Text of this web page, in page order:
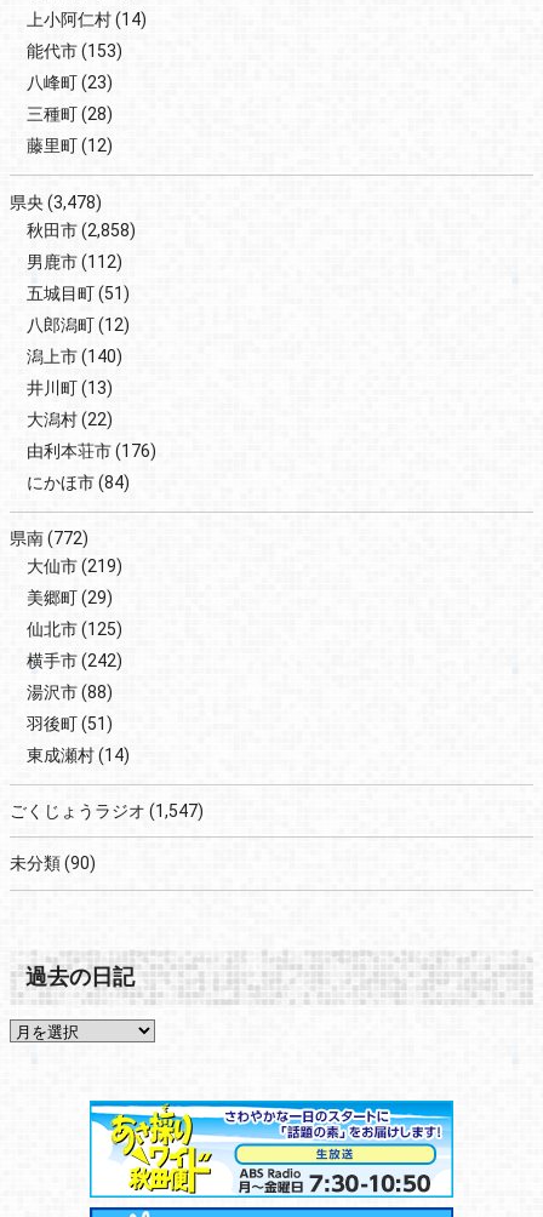
上小阿仁村(14)
能代市(153)
八峰町(23)
三種町(28)
藤里町(12)
県央(3,478)
秋田市(2,858)
男鹿市(112)
五城目町(51)
八郎潟町(12)
潟上市(140)
井川町(13)
大潟村(22)
由利本荘市(176)
にかほ市(84)
県南(772)
大仙市(219)
美郷町(29)
仙北市(125)
横手市(242)
湯沢市(88)
羽後町(51)
東成瀬村(14)
ごくじょうラジオ (1,547)
未分類(90)
過去の日記